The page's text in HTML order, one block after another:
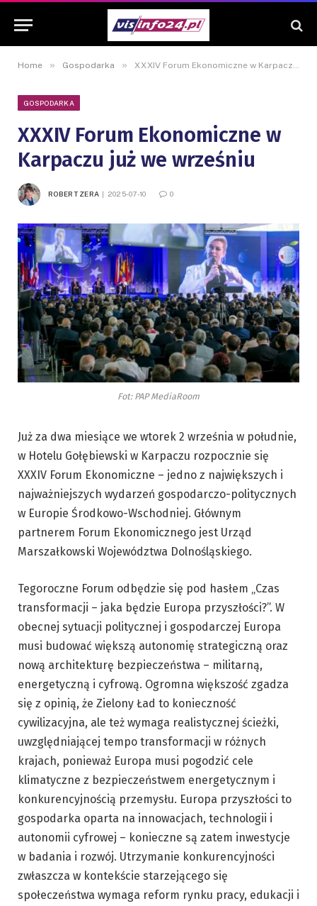
Home » Gospodarka » XXXIV Forum Ekonomiczne w Karpaczu już we wrześniu
GOSPODARKA
XXXIV Forum Ekonomiczne w
Karpaczu już we wrześniu
ROBERT ZERA 2025-07-10 0
Fot: PAP MediaRoom
Już za dwa miesiące we wtorek 2 września w południe,
w Hotelu Gołębiewski w Karpaczu rozpocznie się
XXXIV Forum Ekonomiczne – jedno z największych i
najważniejszych wydarzeń gospodarczo-politycznych
w Europie Środkowo-Wschodniej. Głównym
partnerem Forum Ekonomicznego jest Urząd
Marszałkowski Województwa Dolnośląskiego.
Tegoroczne Forum odbędzie się pod hasłem „Czas
transformacji – jaka będzie Europa przyszłości?”. W
obecnej sytuacji politycznej i gospodarczej Europa
musi budować większą autonomię strategiczną oraz
nową architekturę bezpieczeństwa – militarną,
energetyczną i cyfrową. Ogromna większość zgadza
się z opinią, że Zielony Ład to konieczność
cywilizacyjna, ale też wymaga realistycznej ścieżki,
uwzględniającej tempo transformacji w różnych
krajach, ponieważ Europa musi pogodzić cele
klimatyczne z bezpieczeństwem energetycznym i
konkurencyjnością przemysłu. Europa przyszłości to
gospodarka oparta na innowacjach, technologii i
autonomii cyfrowej – konieczne są zatem inwestycje
w badania i rozwój. Utrzymanie konkurencyjności
zwłaszcza w kontekście starzejącego się
społeczeństwa wymaga reform rynku pracy, edukacji i